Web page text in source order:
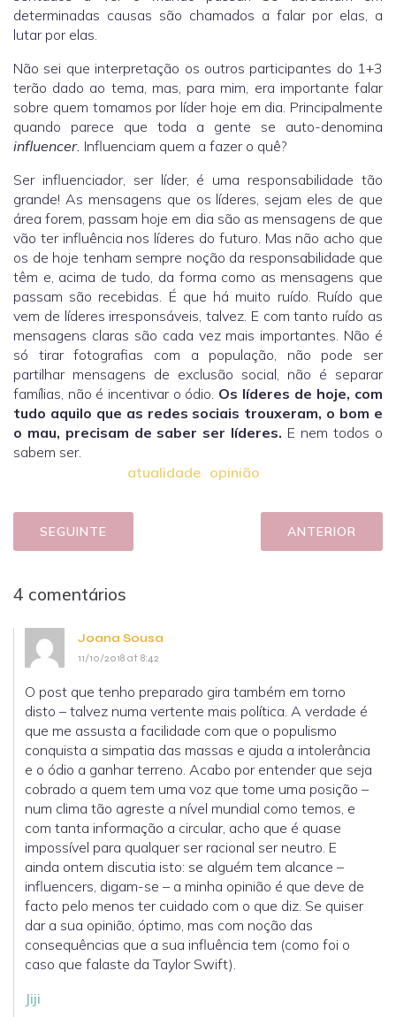
determinadas causas são chamados a falar por elas, a
lutar por elas.
Não sei que interpretação os outros participantes do 1+3
terão dado ao tema, mas, para mim, era importante falar
sobre quem tomamos por líder hoje em dia. Principalmente
quando parece que toda a gente se auto-denomina
influencer. Influenciam quem a fazer o quê?
Ser influenciador, ser líder, é uma responsabilidade tão
grande! As mensagens que os líderes, sejam eles de que
área forem, passam hoje em dia são as mensagens de que
vão ter influência nos líderes do futuro. Mas não acho que
os de hoje tenham sempre noção da responsabilidade que
têm e, acima de tudo, da forma como as mensagens que
passam são recebidas. É que há muito ruído. Ruído que
vem de líderes irresponsáveis, talvez. E com tanto ruído as
mensagens claras são cada vez mais importantes. Não é
só tirar fotografias com a população, não pode ser
partilhar mensagens de exclusão social, não é separar
famílias, não é incentivar o ódio. Os líderes de hoje, com
tudo aquilo que as redes sociais trouxeram, o bom e
o mau, precisam de saber ser líderes. E nem todos o
sabem ser.
atualidade opinião
SEGUINTE ANTERIOR
4 comentários
Joana Sousa
11/10/2018 at 8:42
O post que tenho preparado gira também em torno
disto – talvez numa vertente mais política. A verdade é
que me assusta a facilidade com que o populismo
conquista a simpatia das massas e ajuda a intolerância
e o ódio a ganhar terreno. Acabo por entender que seja
cobrado a quem tem uma voz que tome uma posição –
num clima tão agreste a nível mundial como temos, e
com tanta informação a circular, acho que é quase
impossível para qualquer ser racional ser neutro. E
ainda ontem discutia isto: se alguém tem alcance –
influencers, digam-se – a minha opinião é que deve de
facto pelo menos ter cuidado com o que diz. Se quiser
dar a sua opinião, óptimo, mas com noção das
consequências que a sua influência tem (como foi o
caso que falaste da Taylor Swift).
Jiji